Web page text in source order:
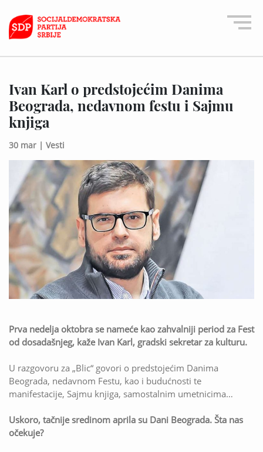
Ivan Karl o predstojećim Danima
Beograda, nedavnom festu i Sajmu
knjiga
30 mar | Vesti
Prva nedelja oktobra se nameće kao zahvalniji period za Fest
od dosadašnjeg, kaže Ivan Karl, gradski sekretar za kulturu.
U razgovoru za „Blic“ govori o predstojećim Danima
Beograda, nedavnom Festu, kao i budućnosti te
manifestacije, Sajmu knjiga, samostalnim umetnicima…
Uskoro, tačnije sredinom aprila su Dani Beograda. Šta nas
očekuje?